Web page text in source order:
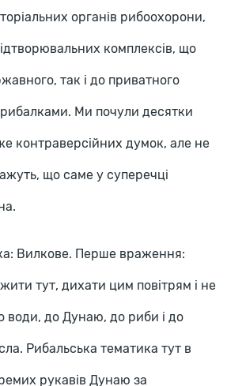
органів рибоохорони,
комплексів, що
так і до приватного
Ми почули десятки
контраверсійних думок, але не
що саме у суперечці
Перше враження:
тут, дихати цим повітрям і не
води, до Дунаю, до риби і до
Рибальська тематика тут в
рукавів Дунаю за